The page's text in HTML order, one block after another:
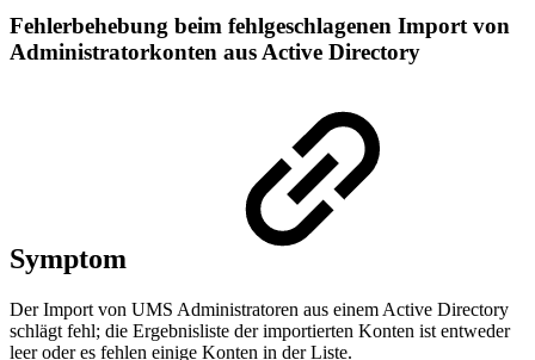
Fehlerbehebung beim fehlgeschlagenen Import von
Administratorkonten aus Active Directory
Symptom
Der Import von UMS Administratoren aus einem Active Directory
schlägt fehl; die Ergebnisliste der importierten Konten ist entweder
leer oder es fehlen einige Konten in der Liste.